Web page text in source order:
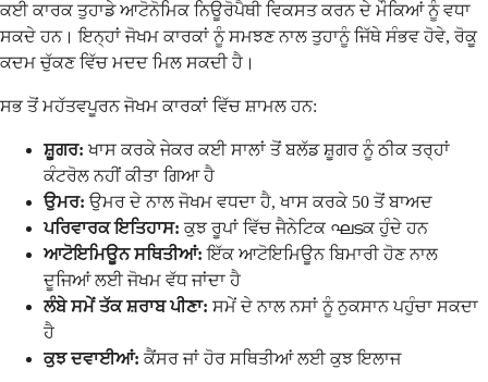
ਕਈ ਕਾਰਕ ਤੁਹਾਡੇ ਆਟੋਨੋਮਿਕ ਨਿਊਰੋਪੈਥੀ ਵਿਕਸਤ ਕਰਨ ਦੇ ਮੌਕਿਆਂ ਨੂੰ ਵਧਾ
ਸਕਦੇ ਹਨ। ਇਨ੍ਹਾਂ ਜੋਖਮ ਕਾਰਕਾਂ ਨੂੰ ਸਮਝਣ ਨਾਲ ਤੁਹਾਨੂੰ ਜਿੱਥੇ ਸੰਭਵ ਹੋਵੇ, ਰੋਕੂ
ਕਦਮ ਚੁੱਕਣ ਵਿੱਚ ਮਦਦ ਮਿਲ ਸਕਦੀ ਹੈ।
ਸਭ ਤੋਂ ਮਹੱਤਵਪੂਰਨ ਜੋਖਮ ਕਾਰਕਾਂ ਵਿੱਚ ਸ਼ਾਮਲ ਹਨ:
ਸ਼ੂਗਰ: ਖਾਸ ਕਰਕੇ ਜੇਕਰ ਕਈ ਸਾਲਾਂ ਤੋਂ ਬਲੱਡ ਸ਼ੂਗਰ ਨੂੰ ਠੀਕ ਤਰ੍ਹਾਂ
ਕੰਟਰੋਲ ਨਹੀਂ ਕੀਤਾ ਗਿਆ ਹੈ
ਉਮਰ: ਉਮਰ ਦੇ ਨਾਲ ਜੋਖਮ ਵਧਦਾ ਹੈ, ਖਾਸ ਕਰਕੇ 50 ਤੋਂ ਬਾਅਦ
ਪਰਿਵਾਰਕ ਇਤਿਹਾਸ: ਕੁਝ ਰੂਪਾਂ ਵਿੱਚ ਜੈਨੇਟਿਕ ഘടਕ ਹੁੰਦੇ ਹਨ
ਆਟੋਇਮਿਊਨ ਸਥਿਤੀਆਂ: ਇੱਕ ਆਟੋਇਮਿਊਨ ਬਿਮਾਰੀ ਹੋਣ ਨਾਲ
ਦੂਜਿਆਂ ਲਈ ਜੋਖਮ ਵੱਧ ਜਾਂਦਾ ਹੈ
ਲੰਬੇ ਸਮੇਂ ਤੱਕ ਸ਼ਰਾਬ ਪੀਣਾ: ਸਮੇਂ ਦੇ ਨਾਲ ਨਸਾਂ ਨੂੰ ਨੁਕਸਾਨ ਪਹੁੰਚਾ ਸਕਦਾ
ਹੈ
ਕੁਝ ਦਵਾਈਆਂ: ਕੈਂਸਰ ਜਾਂ ਹੋਰ ਸਥਿਤੀਆਂ ਲਈ ਕੁਝ ਇਲਾਜ